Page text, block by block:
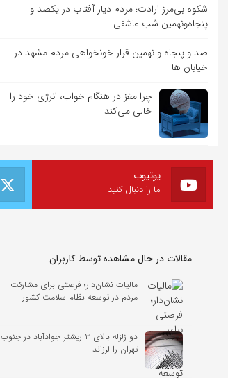
شکوه بی‌مرز ارادت؛ مردم دیار آفتاب در یکصد و
پنجاه‌ونهمین شب عاشقی
صد و پنجاه و نهمین قرار خونخواهی مردم مشهد در
خیابان ها
چرا مغز در هنگام خواب، انرژی خود را
خالی می‌کند
یوتیوب
ما را دنبال کنید
مقالات در حال مشاهده توسط کاربران
مالیات نشان‌دار؛ فرصتی برای مشارکت
مردم در توسعه نظام سلامت کشور
دو زلزله بالای ۳ ریشتر جوادآباد در جنوب
تهران را لرزاند